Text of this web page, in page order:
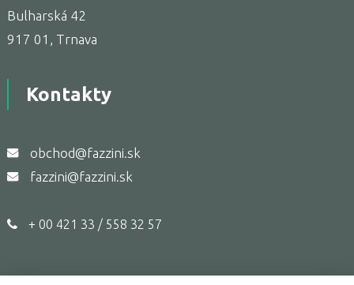
Bulharská 42
917 01, Trnava
Kontakty
obchod@fazzini.sk
fazzini@fazzini.sk
+ 00 421 33 / 558 32 57